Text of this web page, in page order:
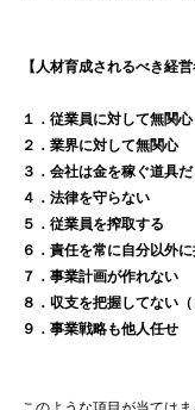
【人材育成されるべき経営
１．従業員に対して無関心
２．業界に対して無関心
３．会社は金を稼ぐ道具
４．法律を守らない
５．従業員を搾取する
６．責任を常に自分以外
７．事業計画が作れない
８．収支を把握してない（
９．事業戦略も他人任せ